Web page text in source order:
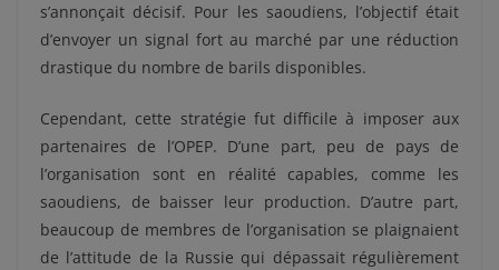
s’annonçait décisif. Pour les saoudiens, l’objectif était
d’envoyer un signal fort au marché par une réduction
drastique du nombre de barils disponibles.
Cependant, cette stratégie fut difficile à imposer aux
partenaires de l’OPEP. D’une part, peu de pays de
l’organisation sont en réalité capables, comme les
saoudiens, de baisser leur production. D’autre part,
beaucoup de membres de l’organisation se plaignaient
de l’attitude de la Russie qui dépassait régulièrement